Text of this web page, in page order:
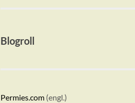
Blogroll
Permies.com (engl.)